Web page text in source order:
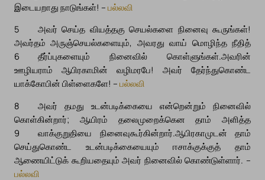
இடையறாது நாடுங்கள்! – பல்லவி
5
அவர் செய்த வியத்தகு செயல்களை நினைவு கூருங்கள்!
அவர்தம் அருஞ்செயல்களையும், அவரது வாய் மொழிந்த நீதித்
தீர்ப்புகளையும் நினைவில் கொள்ளுங்கள்.
6
அவரின்
ஊழியராம் ஆபிரகாமின் வழிமரபே! அவர் தேர்ந்துகொண்ட
யாக்கோபின் பிள்ளைகளே! – பல்லவி
8
அவர் தமது உடன்படிக்கையை என்றென்றும் நினைவில்
கொள்கின்றார்; ஆயிரம் தலைமுறைக்கென தாம் அளித்த
வாக்குறுதியை நினைவுகூர்கின்றார்.
9
ஆபிரகாமுடன் தாம்
செய்துகொண்ட உடன்படிக்கையையும் ஈசாக்குக்குத் தாம்
ஆணையிட்டுக் கூறியதையும் அவர் நினைவில் கொண்டுள்ளார். –
பல்லவி